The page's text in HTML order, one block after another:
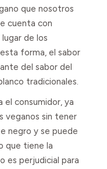
que nosotros
cuenta con
de los
forma, el sabor
del sabor del
tradicionales.
el consumidor, ya
veganos sin tener
negro y se puede
que tiene la
es perjudicial para